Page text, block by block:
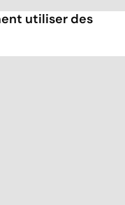
utiliser des